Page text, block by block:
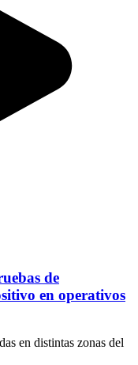
de
en operativos
en distintas zonas del